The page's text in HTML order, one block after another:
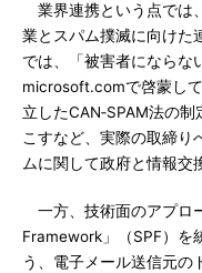
業界連携という点では
業とスパム撲滅に向けた
では、「被害者にならな
microsoft.comで啓蒙し
立したCAN‐SPAM法の
こすなど、実際の取締り
ムに関して政府と情報交
一方、技術面のアプロ
Framework」（SPF）を
う、電子メール送信元の